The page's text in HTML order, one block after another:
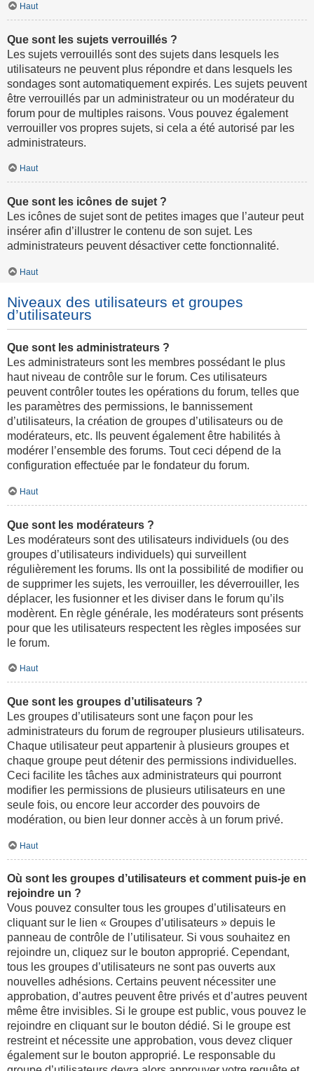
Haut
Que sont les sujets verrouillés ?
Les sujets verrouillés sont des sujets dans lesquels les
utilisateurs ne peuvent plus répondre et dans lesquels les
sondages sont automatiquement expirés. Les sujets peuvent
être verrouillés par un administrateur ou un modérateur du
forum pour de multiples raisons. Vous pouvez également
verrouiller vos propres sujets, si cela a été autorisé par les
administrateurs.
Haut
Que sont les icônes de sujet ?
Les icônes de sujet sont de petites images que l’auteur peut
insérer afin d’illustrer le contenu de son sujet. Les
administrateurs peuvent désactiver cette fonctionnalité.
Haut
Niveaux des utilisateurs et groupes
d’utilisateurs
Que sont les administrateurs ?
Les administrateurs sont les membres possédant le plus
haut niveau de contrôle sur le forum. Ces utilisateurs
peuvent contrôler toutes les opérations du forum, telles que
les paramètres des permissions, le bannissement
d’utilisateurs, la création de groupes d’utilisateurs ou de
modérateurs, etc. Ils peuvent également être habilités à
modérer l’ensemble des forums. Tout ceci dépend de la
configuration effectuée par le fondateur du forum.
Haut
Que sont les modérateurs ?
Les modérateurs sont des utilisateurs individuels (ou des
groupes d’utilisateurs individuels) qui surveillent
régulièrement les forums. Ils ont la possibilité de modifier ou
de supprimer les sujets, les verrouiller, les déverrouiller, les
déplacer, les fusionner et les diviser dans le forum qu’ils
modèrent. En règle générale, les modérateurs sont présents
pour que les utilisateurs respectent les règles imposées sur
le forum.
Haut
Que sont les groupes d’utilisateurs ?
Les groupes d’utilisateurs sont une façon pour les
administrateurs du forum de regrouper plusieurs utilisateurs.
Chaque utilisateur peut appartenir à plusieurs groupes et
chaque groupe peut détenir des permissions individuelles.
Ceci facilite les tâches aux administrateurs qui pourront
modifier les permissions de plusieurs utilisateurs en une
seule fois, ou encore leur accorder des pouvoirs de
modération, ou bien leur donner accès à un forum privé.
Haut
Où sont les groupes d’utilisateurs et comment puis-je en
rejoindre un ?
Vous pouvez consulter tous les groupes d’utilisateurs en
cliquant sur le lien « Groupes d’utilisateurs » depuis le
panneau de contrôle de l’utilisateur. Si vous souhaitez en
rejoindre un, cliquez sur le bouton approprié. Cependant,
tous les groupes d’utilisateurs ne sont pas ouverts aux
nouvelles adhésions. Certains peuvent nécessiter une
approbation, d’autres peuvent être privés et d’autres peuvent
même être invisibles. Si le groupe est public, vous pouvez le
rejoindre en cliquant sur le bouton dédié. Si le groupe est
restreint et nécessite une approbation, vous devez cliquer
également sur le bouton approprié. Le responsable du